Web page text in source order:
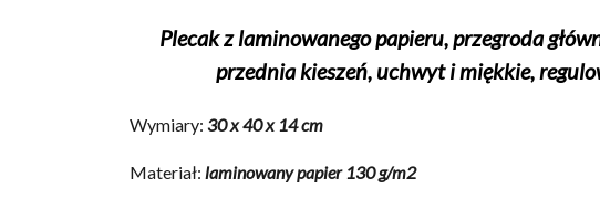
Plecak z laminowanego papieru, przegroda
przednia kieszeń, uchwyt i miękkie,
Wymiary: 30 x 40 x 14 cm
Materiał: laminowany papier 130 g/m2